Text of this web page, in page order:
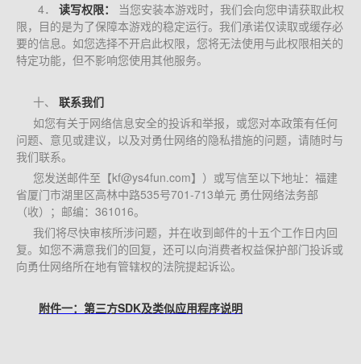
4．
读写权限：
当您安装本游戏时，我们会向您申请获取此权
限，目的是为了保障本游戏的稳定运行。我们承诺仅读取或缓存必
要的信息。如您选择不开启此权限，您将无法使用与此权限相关的
特定功能，但不影响您使用其他服务。
十、
联系我们
如您有关于网络信息安全的投诉和举报，或您对本政策有任何
问题、意见或建议，以及对勇仕网络的隐私措施的问题，请随时与
我们联系。
您发送邮件至【kf@ys4fun.com】）或写信至以下地址：福建
省厦门市湖里区高林中路535号701-713单元 勇仕网络法务部
（收）；邮编：361016。
我们将尽快审核所涉问题，并在收到邮件的十五个工作日内回
复。如您不满意我们的回复，还可以向消费者权益保护部门投诉或
向勇仕网络所在地有管辖权的法院提起诉讼。
附件一：第三方SDK及类似应用程序说明